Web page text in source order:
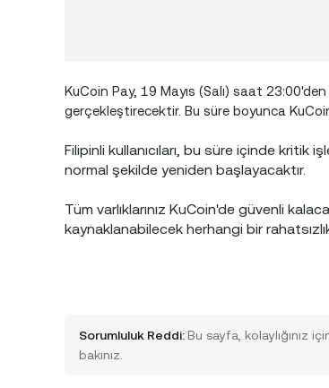
KuCoin Pay, 19 Mayıs (Salı) saat
gerçekleştirecektir. Bu süre boyunca
Filipinli kullanıcıları, bu süre içinde kritik
normal şekilde yeniden başlayacaktır.
Tüm varlıklarınız KuCoin'de güvenli
kaynaklanabilecek herhangi bir
Sorumluluk Reddi: Bu sayfa, kolaylığınız
bakınız.